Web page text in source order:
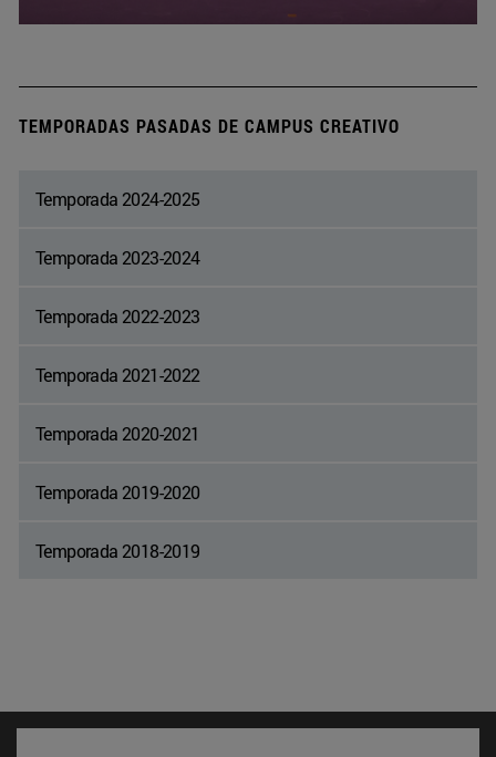
TEMPORADAS PASADAS DE CAMPUS CREATIVO
Temporada 2024-2025
Temporada 2023-2024
Temporada 2022-2023
Temporada 2021-2022
Temporada 2020-2021
Temporada 2019-2020
Temporada 2018-2019